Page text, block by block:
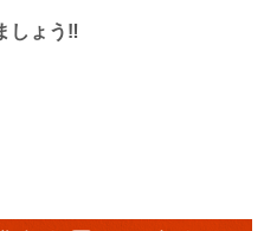
ょう‼